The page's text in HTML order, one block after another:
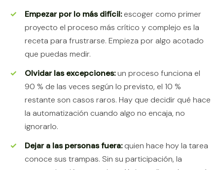
Empezar por lo más difícil:escoger como primer
proyecto el proceso más crítico y complejo es la
receta para frustrarse. Empieza por algo acotado
que puedas medir.
Olvidar las excepciones:un proceso funciona el
90 % de las veces según lo previsto, el 10 %
restante son casos raros. Hay que decidir qué hace
la automatización cuando algo no encaja, no
ignorarlo.
Dejar a las personas fuera:quien hace hoy la tarea
conoce sus trampas. Sin su participación, la